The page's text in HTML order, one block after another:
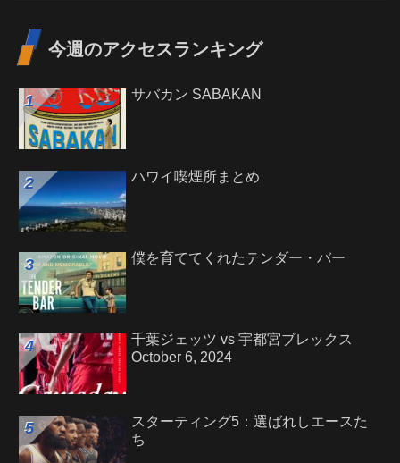
今週のアクセスランキング
サバカン SABAKAN
ハワイ喫煙所まとめ
僕を育ててくれたテンダー・バー
千葉ジェッツ vs 宇都宮ブレックス
October 6, 2024
スターティング5：選ばれしエースた
ち